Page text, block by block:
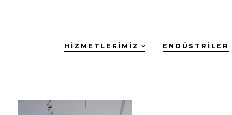
HIZMETLERIMIZ ENDÜSTRILER